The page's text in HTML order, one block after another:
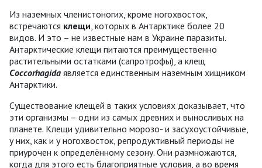
Из наземных членистоногих, кроме ногохвосток,
встречаются клещи, которых в Антарктике более 20
видов. И это – не известные нам в Украине паразиты.
Антарктические клещи питаются преимущественно
растительными остатками (сапротрофы), а клещ
Coccorhagida является единственным наземным хищником
Антарктики.
Существование клещей в таких условиях доказывает, что
эти организмы – одни из самых древних и выносливых на
планете. Клещи удивительно морозо- и засухоустойчивые,
у них, как и у ногохвосток, репродуктивный периоды не
приурочен к определённому сезону. Они размножаются,
когда для этого есть благоприятные условия, а во время